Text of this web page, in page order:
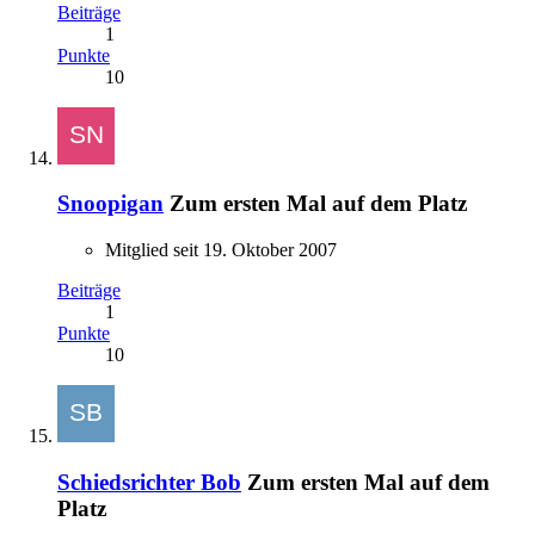
Beiträge
1
Punkte
10
Snoopigan Zum ersten Mal auf dem Platz
Mitglied seit 19. Oktober 2007
Beiträge
1
Punkte
10
Schiedsrichter Bob Zum ersten Mal auf dem
Platz